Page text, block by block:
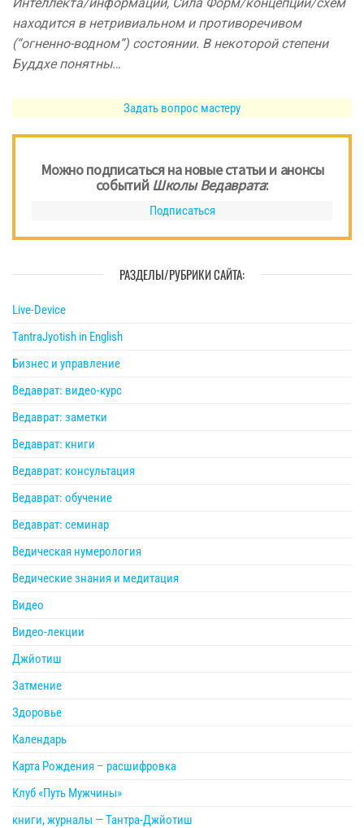
находится в нетривиальном и противоречивом
(“огненно-водном”) состоянии. В некоторой степени
Буддхе понятны…
Задать вопрос мастеру
Можно подписаться на новые статьи и анонсы
событийШколы Ведаврата:
Подписаться
РАЗДЕЛЫ/РУБРИКИ САЙТА:
Live-Device
TantraJyotish in English
Бизнес и управление
Ведаврат: видео-курс
Ведаврат: заметки
Ведаврат: книги
Ведаврат: консультация
Ведаврат: обучение
Ведаврат: семинар
Ведическая нумерология
Ведические знания и медитация
Видео
Видео-лекции
Джйотиш
Затмение
Здоровье
Календарь
Карта Рождения – расшифровка
Клуб «Путь Мужчины»
книги, журналы — Тантра-Джйотиш